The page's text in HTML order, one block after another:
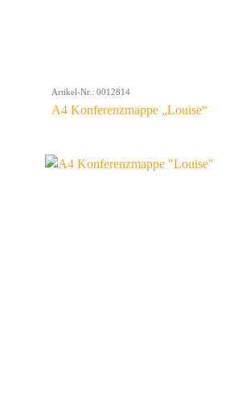
Artikel-Nr.: 0012814
A4 Konferenzmappe „Louise“